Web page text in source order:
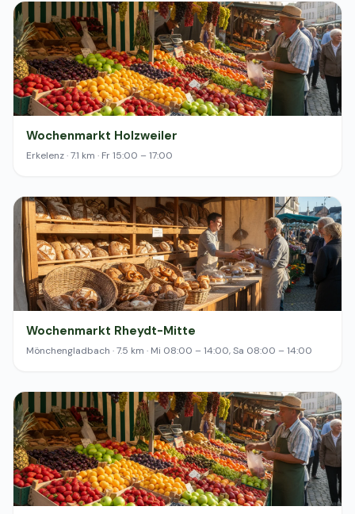
Wochenmarkt Holzweiler
Erkelenz · 7.1 km · Fr 15:00 – 17:00
Wochenmarkt Rheydt-Mitte
Mönchengladbach · 7.5 km · Mi 08:00 – 14:00, Sa 08:00 – 14:00